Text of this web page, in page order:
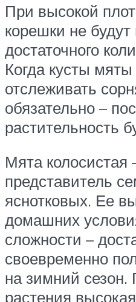
При высокой
корешки не будут
достаточного
Когда кусты мяты
отслеживать
обязательно –
растительность
Мята колосистая
представитель
яснотковых. Ее
домашних
сложности –
своевременно
на зимний сезон.
растения